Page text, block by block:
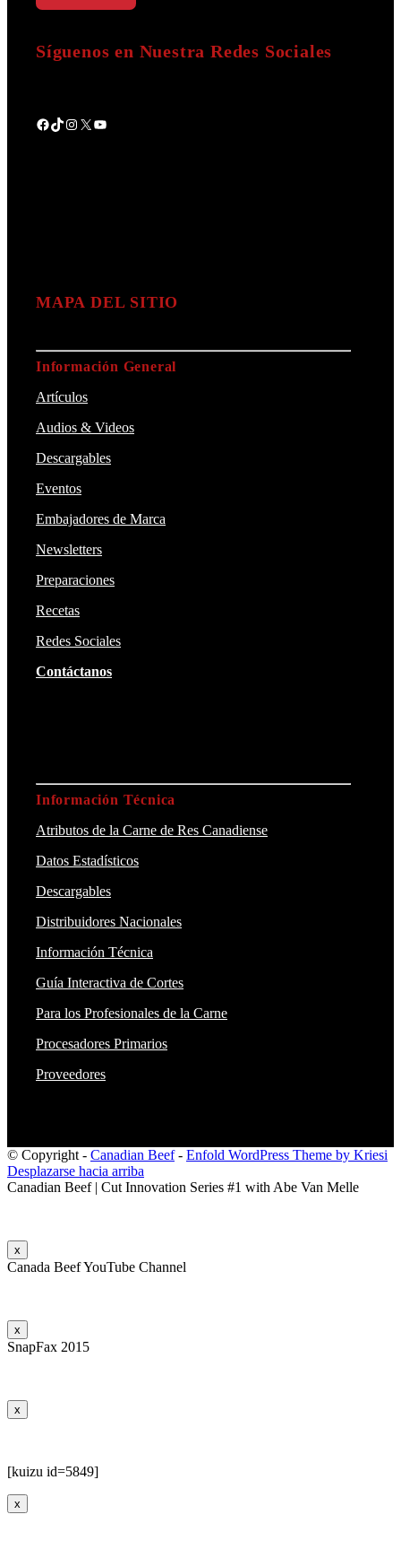
Síguenos en Nuestra Redes Sociales
Facebook
TikTok
Instagram
X YouTube
MAPA DEL SITIO
Información General
Artículos
Audios & Videos
Descargables
Eventos
Embajadores de Marca
Newsletters
Preparaciones
Recetas
Redes Sociales
Contáctanos
Información Técnica
Atributos de la Carne de Res Canadiense
Datos Estadísticos
Descargables
Distribuidores Nacionales
Información Técnica
Guía Interactiva de Cortes
Para los Profesionales de la Carne
Procesadores Primarios
Proveedores
© Copyright - Canadian Beef- Enfold WordPress Theme by Kriesi
Desplazarse hacia arriba
Canadian Beef | Cut Innovation Series #1 with Abe Van Melle
x
Canada Beef YouTube Channel
x
SnapFax 2015
x
[kuizu id=5849]
x